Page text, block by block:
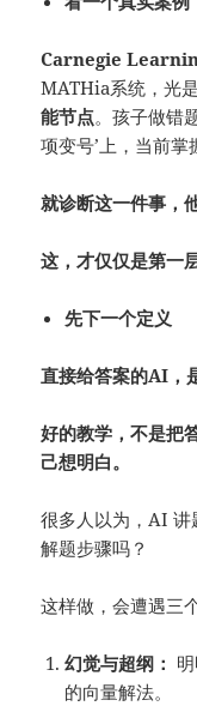
Carnegie
MATHia系统，光
能节点。孩子做错
项变号’上，当前掌
就诊断这一件事，
这，才仅仅是第一
先下一个定义
直接给答案的AI，
好的教学，不是把
己想明白。
很多人以为，AI 讲
解题步骤吗？
这样做，会遭遇三
幻觉与超纲：
的向量解法。